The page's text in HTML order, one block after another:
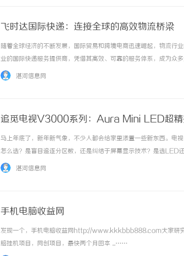
飞时达国际快递：连接全球的高效物流桥梁
随着全球经济的不断发展，国际贸易和跨境电商迅速崛起，物流行
业的国际快递服务提供商，凭借其高效、可靠的服务体系，成为众
先，飞时达国际快递拥有完善的全球物流网络。公司覆盖多达数百
湛河信息网
追觅电视V3000系列：Aura Mini LED超精
标准？
马上年底了，新年新气象，不少人都会给家里添置一些新东西。
怎么选？是盲目追逐分区数，还是纠结于屏幕显示技术？是选
头疼和纠结的。作为一名数码家电博主，我个人觉得如果大家不
湛河信息网
手机电脑收益网
发现一个，手机电脑收益网http://www.kkkbbb888.com大家研
脑挂机项目，网创项目，最快两个月回本 ...……